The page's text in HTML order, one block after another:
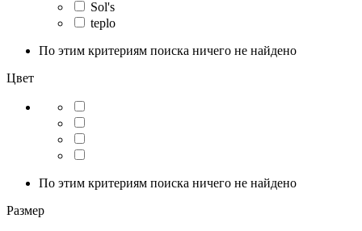
Sol's
teplo
По этим критериям поиска ничего не найдено
Цвет
По этим критериям поиска ничего не найдено
Размер